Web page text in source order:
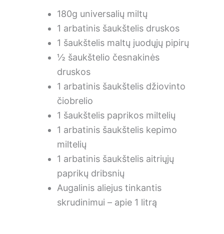
180g universalių miltų
1 arbatinis šaukštelis druskos
1 šaukštelis maltų juodųjų pipirų
½ šaukštelio česnakinės
druskos
1 arbatinis šaukštelis džiovinto
čiobrelio
1 šaukštelis paprikos miltelių
1 arbatinis šaukštelis kepimo
miltelių
1 arbatinis šaukštelis aitriųjų
paprikų dribsnių
Augalinis aliejus tinkantis
skrudinimui – apie 1 litrą